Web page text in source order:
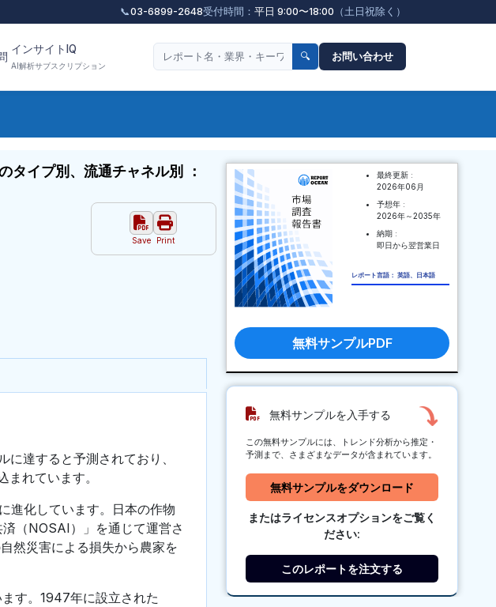
📞03-6899-2648受付時間： 平日 9:00〜18:00 （土日祝除く）
インサイトIQ
AI解析サブスクリプション
🔍 お問い合わせ
タイプ別、流通チャネル別 ：
Save Print
ルに達すると予測されており、
まれています。
進化しています。日本の作物
（NOSAI）」を通じて運営さ
然災害による損失から農家を
す。1947年に設立された
最終更新 :
2026年06月
予想年 :
2026年～2035年
納期 :
即日から翌営業日
レポート言語： 英語、日本語
無料サンプルPDF
無料サンプルを入手する
この無料サンプルには、トレンド分析から推定・
予測まで、さまざまなデータが含まれています。
無料サンプルをダウンロード
またはライセンスオプションをご覧く
ださい:
このレポートを注文する